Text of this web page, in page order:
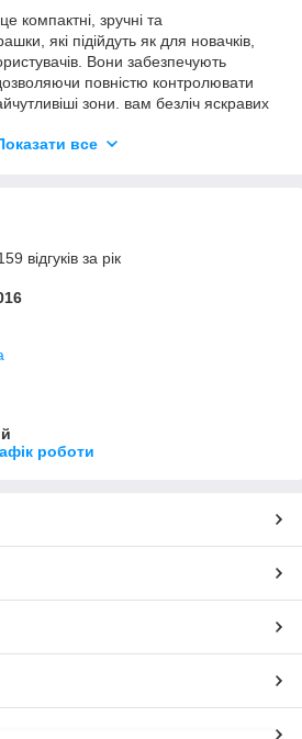
компактні, зручні та
які підійдуть як для новачків,
Вони забезпечують
повністю контролювати
зони. вам безліч яскравих
вже сьогодні та відкрийте для
все
відгуків за рік
роботи